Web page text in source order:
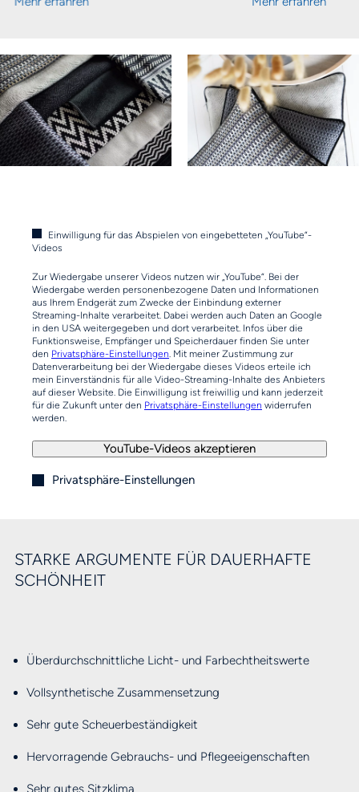
Einwilligung für das Abspielen von eingebetteten „YouTube“-
Videos
Zur Wiedergabe unserer Videos nutzen wir „YouTube“. Bei der
Wiedergabe werden personenbezogene Daten und Informationen
aus Ihrem Endgerät zum Zwecke der Einbindung externer
Streaming-Inhalte verarbeitet. Dabei werden auch Daten an Google
in den USA weitergegeben und dort verarbeitet. Infos über die
Funktionsweise, Empfänger und Speicherdauer finden Sie unter
den Privatsphäre-Einstellungen . Mit meiner Zustimmung zur
Datenverarbeitung bei der Wiedergabe dieses Videos erteile ich
mein Einverständnis für alle Video-Streaming-Inhalte des Anbieters
auf dieser Website. Die Einwilligung ist freiwillig und kann jederzeit
für die Zukunft unter den Privatsphäre-Einstellungen widerrufen
werden.
YouTube-Videos akzeptieren
Privatsphäre-Einstellungen
STARKE ARGUMENTE FÜR DAUERHAFTE
SCHÖNHEIT
Überdurchschnittliche Licht- und Farbechtheitswerte
Vollsynthetische Zusammensetzung
Sehr gute Scheuerbeständigkeit
Hervorragende Gebrauchs- und Pflegeeigenschaften
Sehr gutes Sitzklima